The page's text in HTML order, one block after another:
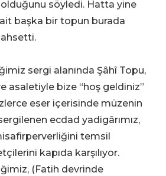
olduğunu söyledi. Hatta yine
başka bir topun burada
sergi alanında Şâhî Topu,
asaletiyle bize “hoş geldiniz”
eser içerisinde müzenin
ecdad yadigârımız,
temsil
kapıda karşılıyor.
(Fatih devrinde